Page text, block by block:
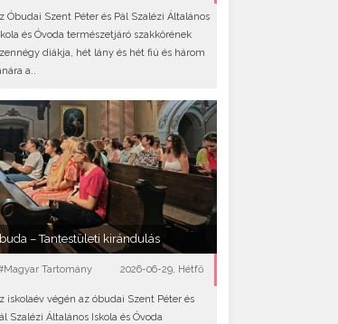
Óbudai Szent Péter és Pál Szalézi Általános
és Óvoda természetjáró szakkörének
diákja, hét lány és hét fiú és három
a..
– Tantestületi kirándulás
Tartomány 2026-06-29, Hétfő
iskolaév végén az óbudai Szent Péter és
Szalézi Általános Iskola és Óvoda